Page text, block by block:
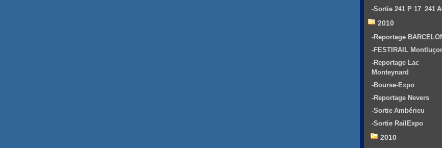
-Sortie 241 P 17_241
2010
-Reportage
-FESTIRAIL
-Reportage Lac
Monteynard
-Bourse-Expo
-Reportage Nevers
-Sortie Ambérieu
-Sortie RailExpo
2010